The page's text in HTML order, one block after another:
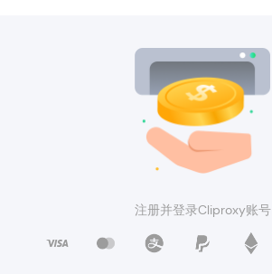
注册并登录Cliproxy账号